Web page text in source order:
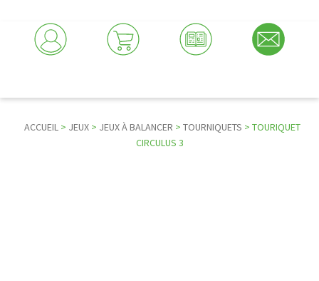
ACCUEIL> JEUX> JEUX À BALANCER > TOURNIQUETS > TOURIQUET
CIRCULUS 3